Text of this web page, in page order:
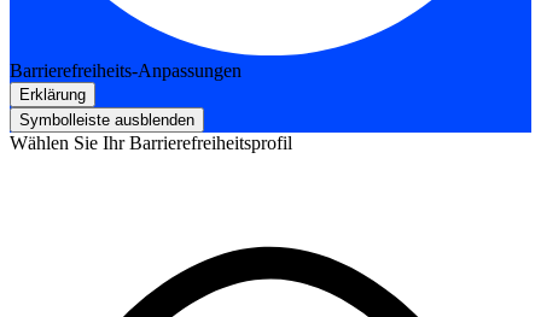
Barrierefreiheits-Anpassungen
Erklärung
Symbolleiste ausblenden
Wählen Sie Ihr Barrierefreiheitsprofil